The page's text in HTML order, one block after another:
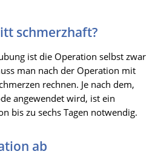
schmerzhaft?
ist die Operation selbst zwar
man nach der Operation mit
rechnen. Je nach dem,
angewendet wird, ist ein
bis zu sechs Tagen notwendig.
ab